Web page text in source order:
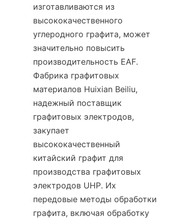
изготавливаются из
высококачественного
углеродного графита, может
значительно повысить
производительность EAF.
Фабрика графитовых
материалов Huixian Beiliu,
надежный поставщик
графитовых электродов,
закупает
высококачественный
китайский графит для
производства графитовых
электродов UHP. Их
передовые методы обработки
графита, включая обработку